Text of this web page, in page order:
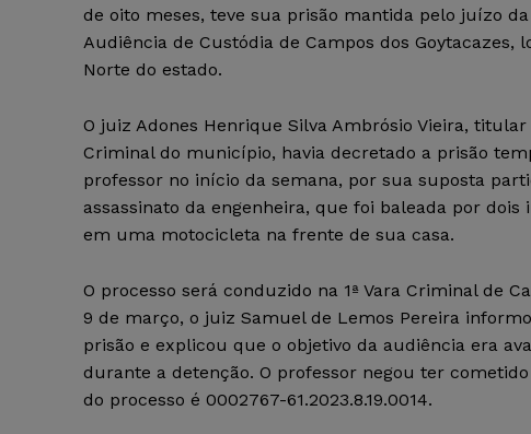
de oito meses, teve sua prisão mantida pelo juízo
Audiência de Custódia de Campos dos Goytacazes,
Norte do estado.
O juiz Adones Henrique Silva Ambrósio Vieira, titular
Criminal do município, havia decretado a prisão
professor no início da semana, por sua suposta
assassinato da engenheira, que foi baleada por dois
em uma motocicleta na frente de sua casa.
O processo será conduzido na 1ª Vara Criminal de
9 de março, o juiz Samuel de Lemos Pereira
prisão e explicou que o objetivo da audiência era
durante a detenção. O professor negou ter
do processo é 0002767-61.2023.8.19.0014.